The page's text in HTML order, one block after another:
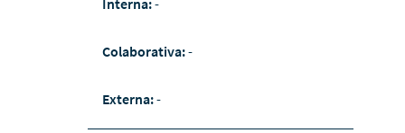
Colaborativa:-
Externa:-